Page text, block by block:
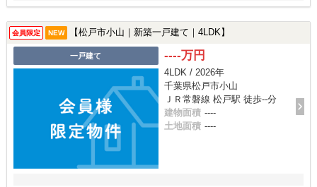
会員限定 NEW 【松戸市小山｜新築一戸建て｜4LDK】
一戸建て ----万円
4LDK / 2026年
千葉県松戸市小山
ＪＲ常磐線 松戸駅 徒歩--分
建物面積 ----
土地面積 ----